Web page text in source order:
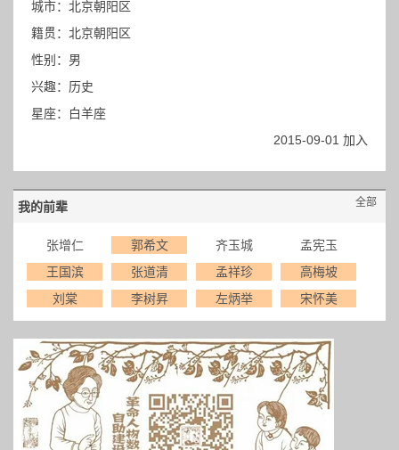
城市：北京朝阳区
籍贯：北京朝阳区
性别：男
兴趣：历史
星座：白羊座
2015-09-01 加入
我的前辈 全部
张增仁 郭希文 齐玉城
孟宪玉
王国滨
张道清 孟祥珍
高梅坡
刘棠
李树昇 左炳举 宋怀美